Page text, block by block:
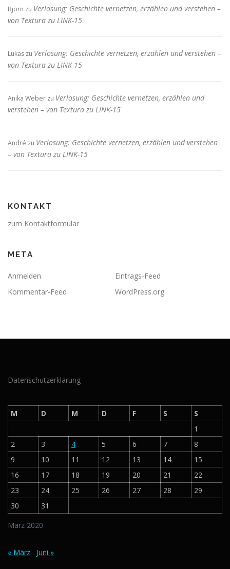
Björn zu Verlosung: Geschichte vernetzen, erzählen und verstehen –
von Textura zu LINK-15
Lukas zu Verlosung: Geschichte vernetzen, erzählen und verstehen –
von Textura zu LINK-15
Anika Weber zu Verlosung: Geschichte vernetzen, erzählen und
verstehen – von Textura zu LINK-15
André zu Verlosung: Geschichte vernetzen, erzählen und verstehen
– von Textura zu LINK-15
KONTAKT
zum Kontaktformular
META
Anmelden
Eintrags-Feed
Kommentar-Feed
WordPress.org
Datenschutzerklärung
März 2020
M D M D F S
S
1
2
3 4 5 6 7
8
9
10 11 12 13 14
15
16
17 18 19 20 21
22
23
24 25 26 27 28
29
30
31
« März Juni »